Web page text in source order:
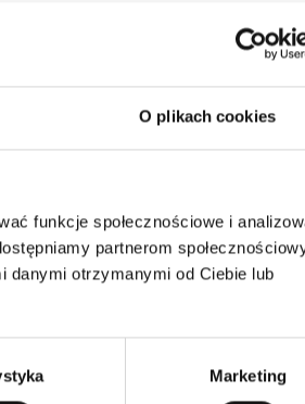
O plikach cookies
funkcje społecznościowe i
partnerom
danymi otrzymanymi od Ciebie lub
Marketing
pytania (Q&A)